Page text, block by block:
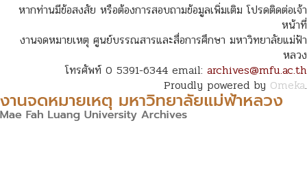
หากท่านมีข้อสงสัย หรือต้องการสอบถามข้อมูลเพิ่มเติม โปรดติดต่อเจ้า
หน้าที่
งานจดหมายเหตุ ศูนย์บรรณสารและสื่อการศึกษา มหาวิทยาลัยแม่ฟ้า
หลวง
โทรศัพท์ 0 5391-6344 email: archives@mfu.ac.th
Proudly powered by Omeka.